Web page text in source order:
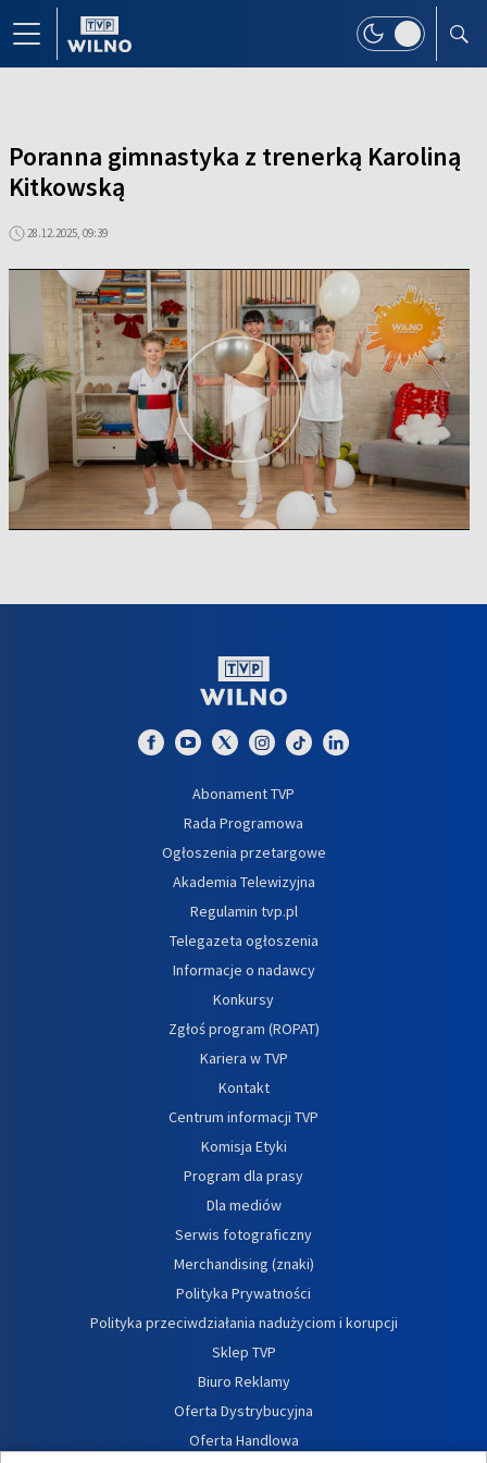
Poranna gimnastyka z trenerką Karoliną
Kitkowską
28.12.2025, 09:39
Abonament TVP
Rada Programowa
Ogłoszenia przetargowe
Akademia Telewizyjna
Regulamin tvp.pl
Telegazeta ogłoszenia
Informacje o nadawcy
Konkursy
Zgłoś program (ROPAT)
Kariera w TVP
Kontakt
Centrum informacji TVP
Komisja Etyki
Program dla prasy
Dla mediów
Serwis fotograficzny
Merchandising (znaki)
Polityka Prywatności
Polityka przeciwdziałania nadużyciom i korupcji
Sklep TVP
Biuro Reklamy
Oferta Dystrybucyjna
Oferta Handlowa